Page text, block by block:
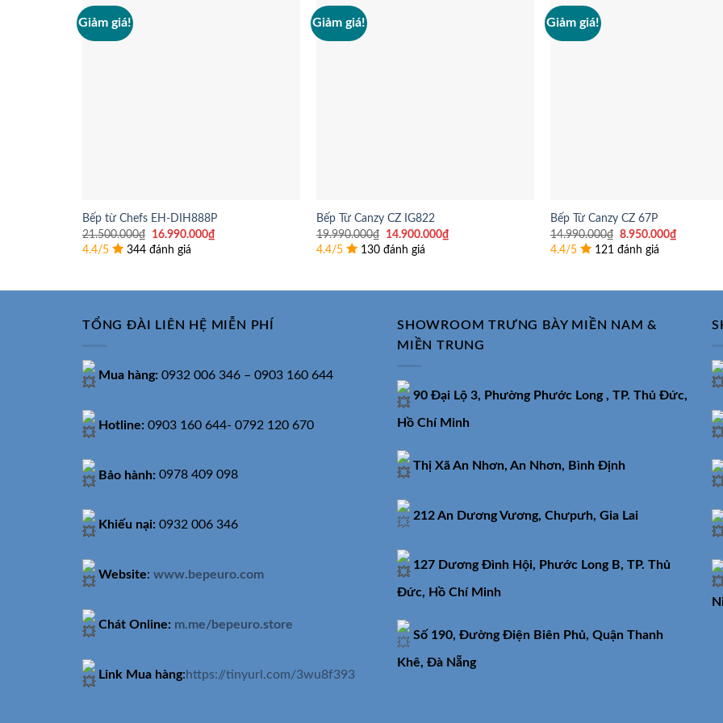
Giảm giá!
Bếp từ Chefs EH-DIH888P
21.500.000₫
Giá
gốc
là:
16.990.000₫
4.4/5 344 đánh giá
Giảm giá!
Bếp Từ Canzy CZ IG822
19.990.000₫
Giá
gốc
là:
14.900.000₫
4.4/5 130 đánh giá
Giảm giá!
Bếp Từ Canzy CZ 67P
14.990.000₫ Giá
gốc
là:
8.950.000₫
4.4/5 121 đánh giá
TỔNG ĐÀI LIÊN HỆ MIỄN PHÍ
Mua hàng: 0932 006 346 – 0903 160 644
Hotline: 0903 160 644- 0792 120 670
Bảo hành: 0978 409 098
Khiếu nại: 0932 006 346
Website: www.bepeuro.com
Chát Online: m.me/bepeuro.store
Link Mua hàng:https://tinyurl.com/3wu8f393
SHOWROOM TRƯNG BÀY MIỀN NAM &
MIỀN TRUNG
90 Đại Lộ 3, Phường Phước Long , TP. Thủ Đức,
Hồ Chí Minh
Thị Xã An Nhơn, An Nhơn, Bình Định
212 An Dương Vương, Chưpưh, Gia Lai
127 Dương Đình Hội, Phước Long B, TP. Thủ
Đức, Hồ Chí Minh
Số 190, Đường Điện Biên Phủ, Quận Thanh
Khê, Đà Nẵng